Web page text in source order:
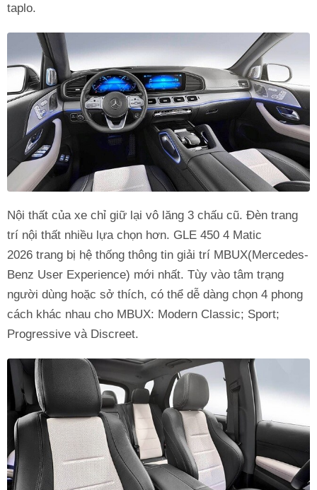
taplo.
Nội thất của xe chỉ giữ lại vô lăng 3 chấu cũ. Đèn trang
trí nội thất nhiều lựa chọn hơn. GLE 450 4 Matic
2026 trang bị hệ thống thông tin giải trí MBUX(Mercedes-
Benz User Experience) mới nhất. Tùy vào tâm trạng
người dùng hoặc sở thích, có thể dễ dàng chọn 4 phong
cách khác nhau cho MBUX: Modern Classic; Sport;
Progressive và Discreet.